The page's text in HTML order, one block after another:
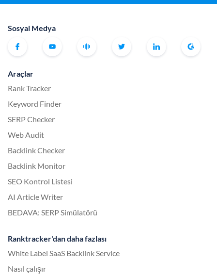
Sosyal Medya
Araçlar
Rank Tracker
Keyword Finder
SERP Checker
Web Audit
Backlink Checker
Backlink Monitor
SEO Kontrol Listesi
AI Article Writer
BEDAVA: SERP Simülatörü
Ranktracker'dan daha fazlası
White Label SaaS Backlink Service
Nasıl çalışır